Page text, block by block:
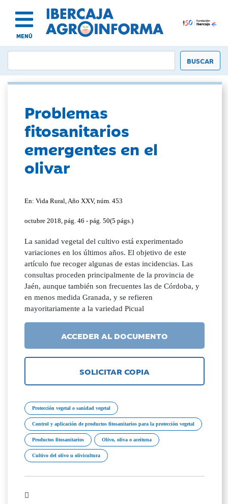
MENÚ
Problemas
fitosanitarios
emergentes en el
olivar
En: Vida Rural, Año XXV, núm. 453
octubre 2018, pág. 46 - pág. 50(5 págs.)
La sanidad vegetal del cultivo está experimentado
variaciones en los últimos años. El objetivo de este
artículo fue recoger algunas de estas incidencias. Las
consultas proceden principalmente de la provincia de
Jaén, aunque también son frecuentes las de Córdoba, y
en menos medida Granada, y se refieren
mayoritariamente a la variedad Picual
ACCEDER AL DOCUMENTO
SOLICITAR COPIA
Protección vegetal o sanidad vegetal
Control y aplicación de productos fitosanitarios para la protección vegetal
Productos fitosanitarios Olivo, oliva o aceituna
Cultivo del olivo u olivicultura